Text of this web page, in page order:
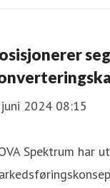
2024 08:15
Spektrum har